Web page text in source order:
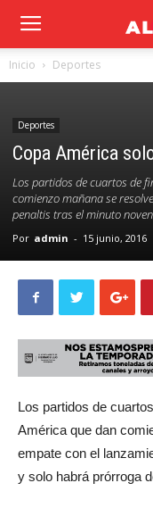
Inicio Deportes
Deportes
Copa América
Los partidos de cuartos de
comienzo mañana se
penaltis tras el minuto
Por admin - 15 junio, 2016
Los partidos de
América que dan
empate con el
y solo habrá prórroga